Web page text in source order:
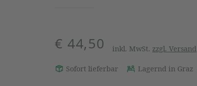
€ 44,50 inkl. MwSt. zzgl. Versand
Sofort lieferbar Lagernd in Graz